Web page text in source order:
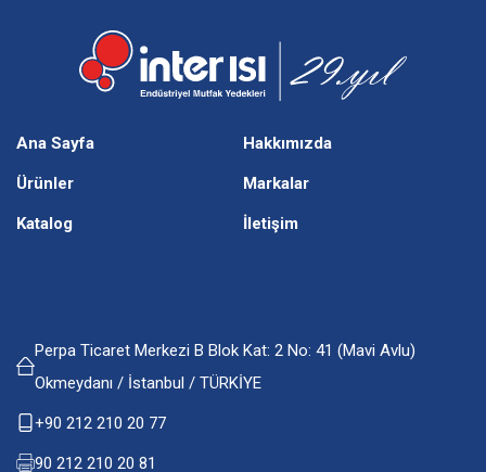
Ana Sayfa Hakkımızda
Ürünler Markalar
Katalog İletişim
Perpa Ticaret Merkezi B Blok Kat: 2 No: 41 (Mavi Avlu)
Okmeydanı / İstanbul / TÜRKİYE
+90 212 210 20 77
90 212 210 20 81